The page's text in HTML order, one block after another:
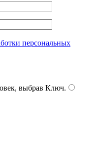
персональных
выбрав Ключ.